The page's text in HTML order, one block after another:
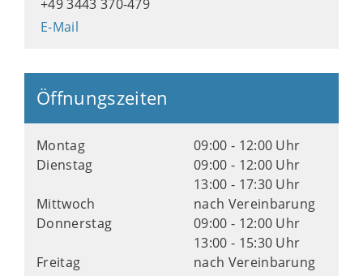
+49 3443 370-479
E-Mail
Öffnungszeiten
Montag
09:00 - 12:00 Uhr
Dienstag
09:00 - 12:00 Uhr
13:00 - 17:30 Uhr
Mittwoch
nach Vereinbarung
Donnerstag
09:00 - 12:00 Uhr
13:00 - 15:30 Uhr
Freitag
nach Vereinbarung